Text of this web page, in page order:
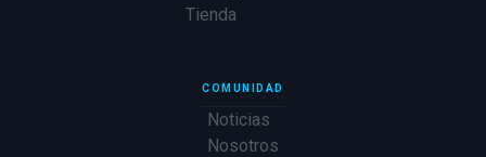
Tienda
COMUNIDAD
Noticias
Nosotros